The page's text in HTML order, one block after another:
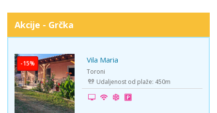
Akcije - Grčka
-15% Vila Maria
Toroni
Udaljenost od plaže: 450m